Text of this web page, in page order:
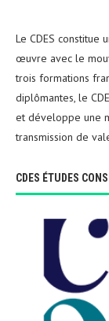
Le CDES constitue
œuvre avec le
trois formations
diplômantes, le
et développe une
transmission de
CDES ÉTUDES